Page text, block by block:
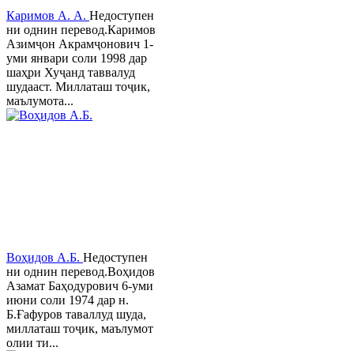
Каримов А. А. Недоступен
ни однин перевод.Каримов
Азимҷон Акрамҷонович 1-
уми январи соли 1998 дар
шаҳри Хуҷанд таввалуд
шудааст. Миллаташ тоҷик,
маълумота...
Воҳидов А.Б. Недоступен
ни однин перевод.Воҳидов
Азамат Баҳодурович 6-уми
июни соли 1974 дар н.
Б.Ғафуров таваллуд шуда,
миллаташ тоҷик, маълумот
олии ти...